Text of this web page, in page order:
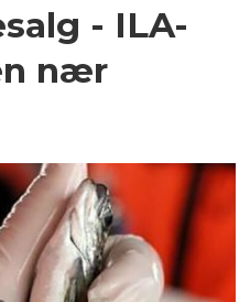
- ILA-
nær